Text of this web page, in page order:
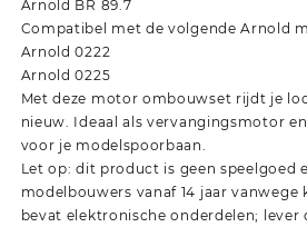
Arnold BR 89.7
Compatibel met de volgende Arnold
Arnold 0222
Arnold 0225
Met deze motor ombouwset rijdt je
nieuw. Ideaal als vervangingsmotor
voor je modelspoorbaan.
Let op: dit product is geen speelgoed
modelbouwers vanaf 14 jaar vanwege
bevat elektronische onderdelen; lever